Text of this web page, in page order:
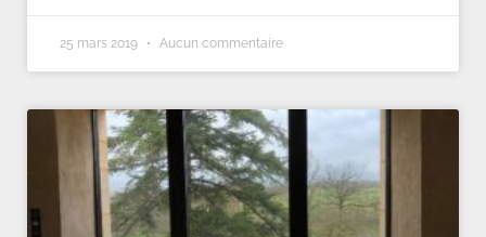
25 mars 2019 Aucun commentaire